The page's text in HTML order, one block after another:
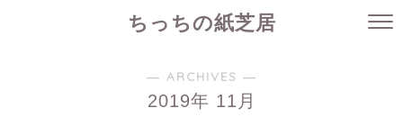
ちっちの紙芝居
― ARCHIVES ―
2019年 11月